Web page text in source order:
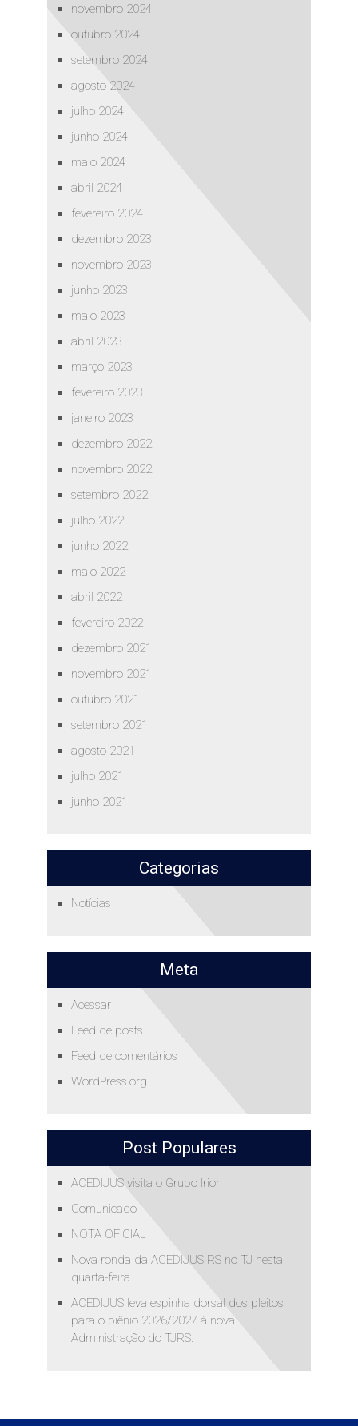
novembro 2024
outubro 2024
setembro 2024
agosto 2024
julho 2024
junho 2024
maio 2024
abril 2024
fevereiro 2024
dezembro 2023
novembro 2023
junho 2023
maio 2023
abril 2023
março 2023
fevereiro 2023
janeiro 2023
dezembro 2022
novembro 2022
setembro 2022
julho 2022
junho 2022
maio 2022
abril 2022
fevereiro 2022
dezembro 2021
novembro 2021
outubro 2021
setembro 2021
agosto 2021
julho 2021
junho 2021
Categorias
Notícias
Meta
Acessar
Feed de posts
Feed de comentários
WordPress.org
Post Populares
ACEDIJUS visita o Grupo Irion
Comunicado
NOTA OFICIAL
Nova ronda da ACEDIJUS RS no TJ nesta
quarta-feira
ACEDIJUS leva espinha dorsal dos pleitos
para o biênio 2026/2027 à nova
Administração do TJRS.